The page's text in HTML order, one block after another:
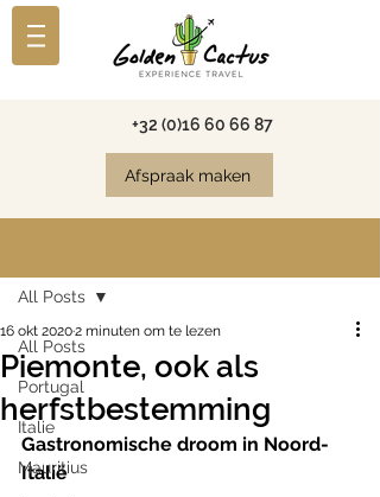
+32 (0)16 60 66 87
Afspraak maken
All Posts
Portugal
Italie
Mauritius
All Posts
Piemonte, ook als
herfstbestemming
16 okt 20202 minuten om te lezen
Gastronomische droom in Noord-
Italië